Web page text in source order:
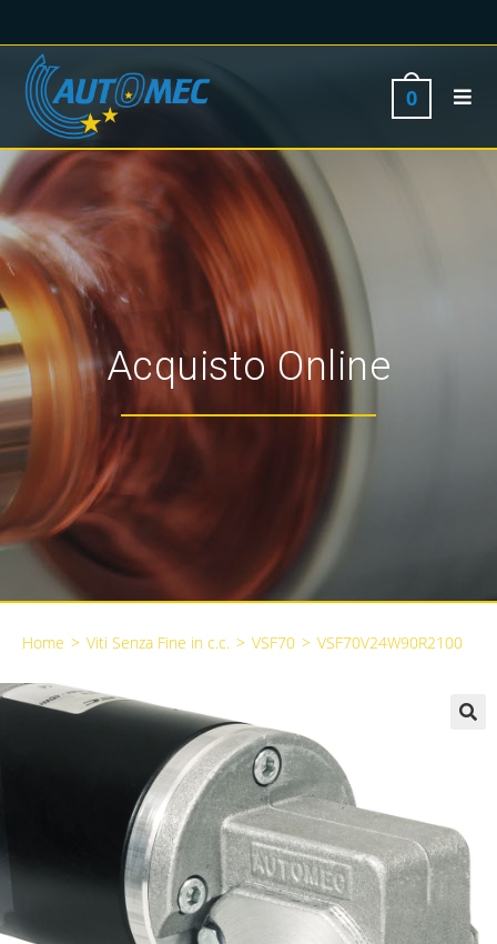
0
Acquisto Online
Home > Viti Senza Fine in c.c. > VSF70 > VSF70V24W90R2100